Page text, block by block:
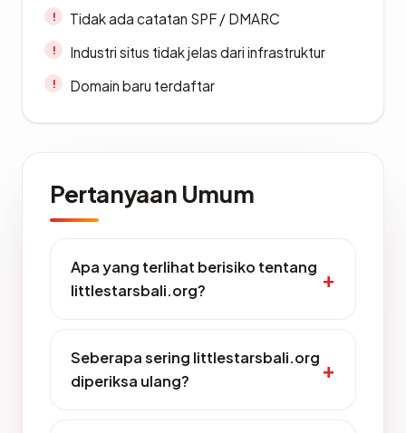
Tidak ada catatan SPF / DMARC
Industri situs tidak jelas dari infrastruktur
Domain baru terdaftar
Pertanyaan Umum
Apa yang terlihat berisiko tentang
littlestarsbali.org?
Seberapa sering littlestarsbali.org
diperiksa ulang?